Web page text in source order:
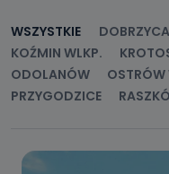
WSZYSTKIE DOBRZYCA
KOŹMIN WLKP.
ODOLANÓW
OSTRÓW
PRZYGODZICE